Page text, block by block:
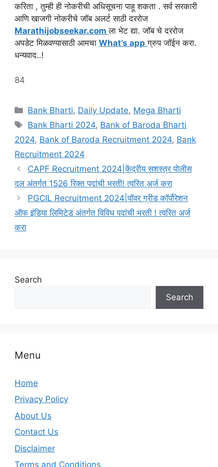
करिता , तुम्ही ही नोकरीची अधिसूचना पाहू शकता . सर्व सरकारी
आणि खाजगी नोकरीचे जॉब अलर्ट साठी दररोज
Marathijobseekar.comला भेट द्या. जॉब चे दररोज
अपडेट मिळवण्यासाठी आमचा What’s app ग्रुप जॉईन करा.
धन्यवाद..!
84
Categories
Bank Bharti, Daily Update, Mega Bharti
Tags
Bank Bharti 2024, Bank of Baroda Bharti
2024, Bank of Baroda Recruitment 2024, Bank
Recruitment 2024
CAPF Recruitment 2024|केंद्रीय सशस्त्र पोलीस
दल अंतर्गत 1526 रिक्त पदांची भरती! त्वरित अर्ज करा
PGCIL Recruitment 2024|पॉवर ग्रीड कॉर्पोरेशन
ऑफ इंडिया लिमिटेड अंतर्गत विविध पदांची भरती ! त्वरित अर्ज
करा
Search
Search
Menu
Home
Privacy Policy
About Us
Contact Us
Disclaimer
Terms and Conditions